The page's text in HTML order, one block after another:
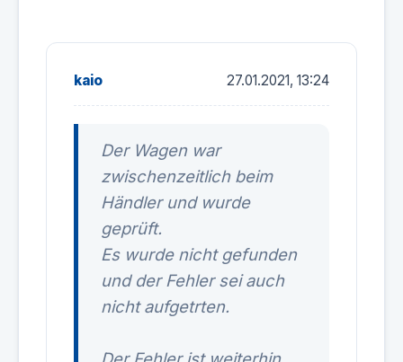
kaio 27.01.2021, 13:24
Der Wagen war
zwischenzeitlich beim
Händler und wurde
geprüft.
Es wurde nicht gefunden
und der Fehler sei auch
nicht aufgetrten.